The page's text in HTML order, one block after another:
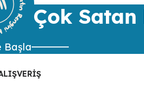
Çok Satan
Başla